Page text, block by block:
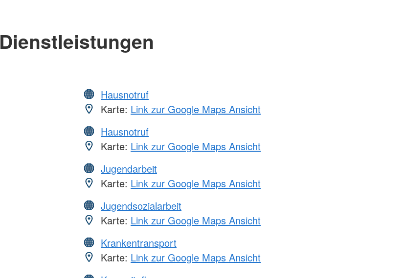
Dienstleistungen
Hausnotruf
Karte: Link zur Google Maps Ansicht
Hausnotruf
Karte: Link zur Google Maps Ansicht
Jugendarbeit
Karte: Link zur Google Maps Ansicht
Jugendsozialarbeit
Karte: Link zur Google Maps Ansicht
Krankentransport
Karte: Link zur Google Maps Ansicht